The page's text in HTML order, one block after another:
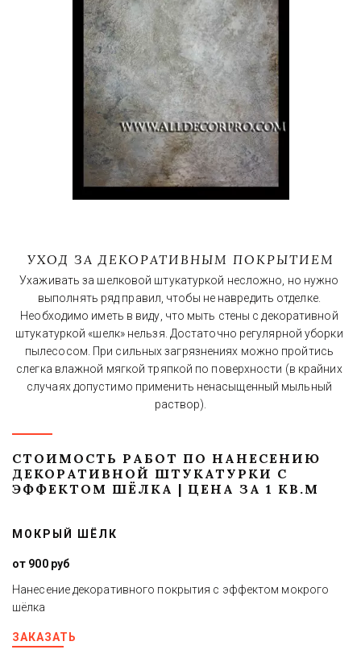
УХОД ЗА ДЕКОРАТИВНЫМ ПОКРЫТИЕМ
Ухаживать за шелковой штукатуркой несложно, но нужно
выполнять ряд правил, чтобы не навредить отделке.
Необходимо иметь в виду, что мыть стены с декоративной
штукатуркой «шелк» нельзя. Достаточно регулярной уборки
пылесосом. При сильных загрязнениях можно пройтись
слегка влажной мягкой тряпкой по поверхности (в крайних
случаях допустимо применить ненасыщенный мыльный
раствор).
СТОИМОСТЬ РАБОТ ПО НАНЕСЕНИЮ
ДЕКОРАТИВНОЙ ШТУКАТУРКИ С
ЭФФЕКТОМ ШЁЛКА | ЦЕНА ЗА 1 КВ.М
МОКРЫЙ ШЁЛК
Нанесение декоративного покрытия с эффектом мокрого
шёлка
от 900 руб
ЗАКАЗАТЬ